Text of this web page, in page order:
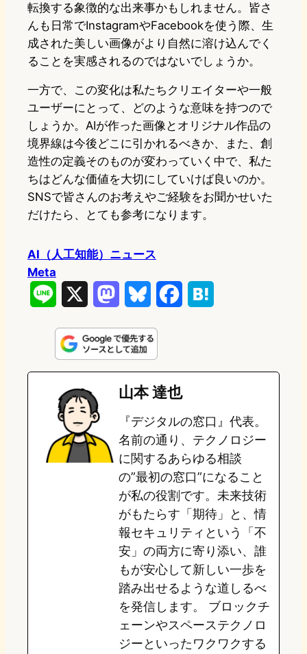
転換する象徴的な出来事かもしれません。皆さ
んも日常でInstagramやFacebookを使う際、生
成された美しい画像がより自然に溶け込んでく
ることを実感されるのではないでしょうか。
一方で、この変化は私たちクリエイターや一般
ユーザーにとって、どのような意味を持つので
しょうか。AIが作った画像とオリジナル作品の
境界線は今後どこに引かれるべきか、また、創
造性の定義そのものが変わっていく中で、私た
ちはどんな価値を大切にしていけば良いのか。
SNSで皆さんのお考えやご経験をお聞かせいた
だけたら、とても参考になります。
AI（人工知能）ニュース
Meta
n
e
s
t
o
o
n
u
e
s
k
e
b
o
o
k
e
a
山本 達也
『デジタルの窓口』代表。
名前の通り、テクノロジー
に関するあらゆる相談
の”最初の窓口”になること
が私の役割です。未来技術
がもたらす「期待」と、情
報セキュリティという「不
安」の両方に寄り添い、誰
もが安心して新しい一歩を
踏み出せるような道しるべ
を発信します。 ブロックチ
ェーンやスペーステクノロ
ジーといったワクワクする